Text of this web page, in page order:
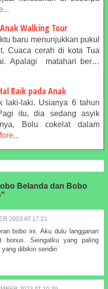
Walking Tour
baru menunjukkan pukul
Cuaca cerah di kota Tua
Apalagi matahari ber…
Baik pada Anak
laki-laki. Usianya 6 tahun
itu, dia sedang asyik
Bolu cokelat dalam
Belanda dan Bobo
2023 AT 17:21
bobo ini. Aku dulu langganan
bonus. Seingatku yang paling
dibikin sendiri